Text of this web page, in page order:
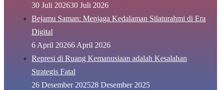
30 Juli 202630 Juli 2026
Bejamu Saman: Menjaga Kedalaman Silaturahmi di Era
Digital
6 April 20266 April 2026
Represi di Ruang Kemanusiaan adalah Kesalahan
Strategis Fatal
26 Desember 202528 Desember 2025